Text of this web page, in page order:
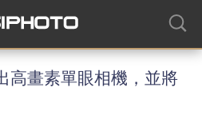
高畫素單眼相機，並將